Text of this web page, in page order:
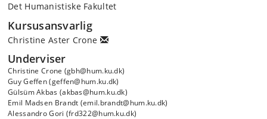
Det Humanistiske Fakultet
Kursusansvarlig
Christine Aster Crone
Underviser
Christine Crone (gbh@hum.ku.dk)
Guy Geffen (geffen@hum.ku.dk)
Gülsüm Akbas (akbas@hum.ku.dk)
Emil Madsen Brandt (emil.brandt@hum.ku.dk)
Alessandro Gori (frd322@hum.ku.dk)